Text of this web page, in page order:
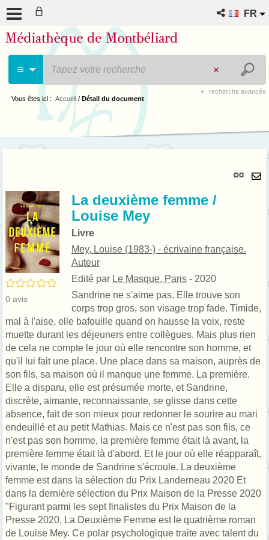
FR
recherche avancée
Vous êtes ici : Accueil / Détail du document
/5
0 avis
La deuxième femme /
Louise Mey
Livre
Mey, Louise (1983-) - écrivaine française.
Auteur
Edité par Le Masque. Paris - 2020
Sandrine ne s'aime pas. Elle trouve son
corps trop gros, son visage trop fade. Timide,
mal à l'aise, elle bafouille quand on hausse la voix, reste
muette durant les déjeuners entre collègues. Mais plus rien
de cela ne compte le jour où elle rencontre son homme, et
qu'il lui fait une place. Une place dans sa maison, auprès de
son fils, sa maison où il manque une femme. La première.
Elle a disparu, elle est présumée morte, et Sandrine,
discrète, aimante, reconnaissante, se glisse dans cette
absence, fait de son mieux pour redonner le sourire au mari
endeuillé et au petit Mathias. Mais ce n'est pas son fils, ce
n'est pas son homme, la première femme était là avant, la
première femme était là d'abord. Et le jour où elle réapparaît,
vivante, le monde de Sandrine s'écroule. La deuxième
femme est dans la sélection du Prix Landerneau 2020 Et
dans la dernière sélection du Prix Maison de la Presse 2020
"Figurant parmi les sept finalistes du Prix Maison de la
Presse 2020, La Deuxième Femme est le quatrième roman
de Louise Mey. Ce polar psychologique traite avec talent du